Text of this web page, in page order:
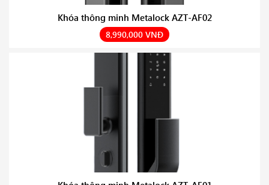
Khóa thông minh Metalock AZT-AF02
8,990,000 VNĐ